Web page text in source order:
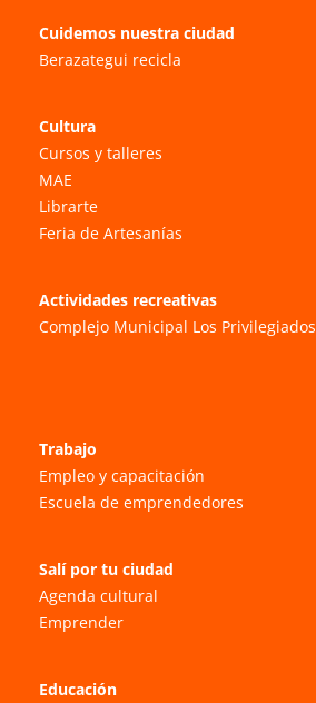
Cuidemos nuestra ciudad
Berazategui recicla
Cultura
Cursos y talleres
MAE
Librarte
Feria de Artesanías
Actividades recreativas
Complejo Municipal Los Privilegiados
Trabajo
Empleo y capacitación
Escuela de emprendedores
Salí por tu ciudad
Agenda cultural
Emprender
Educación